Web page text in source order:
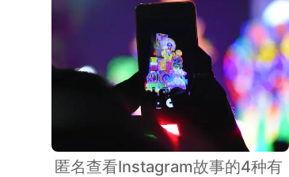
匿名查看Instagram故事的4种有